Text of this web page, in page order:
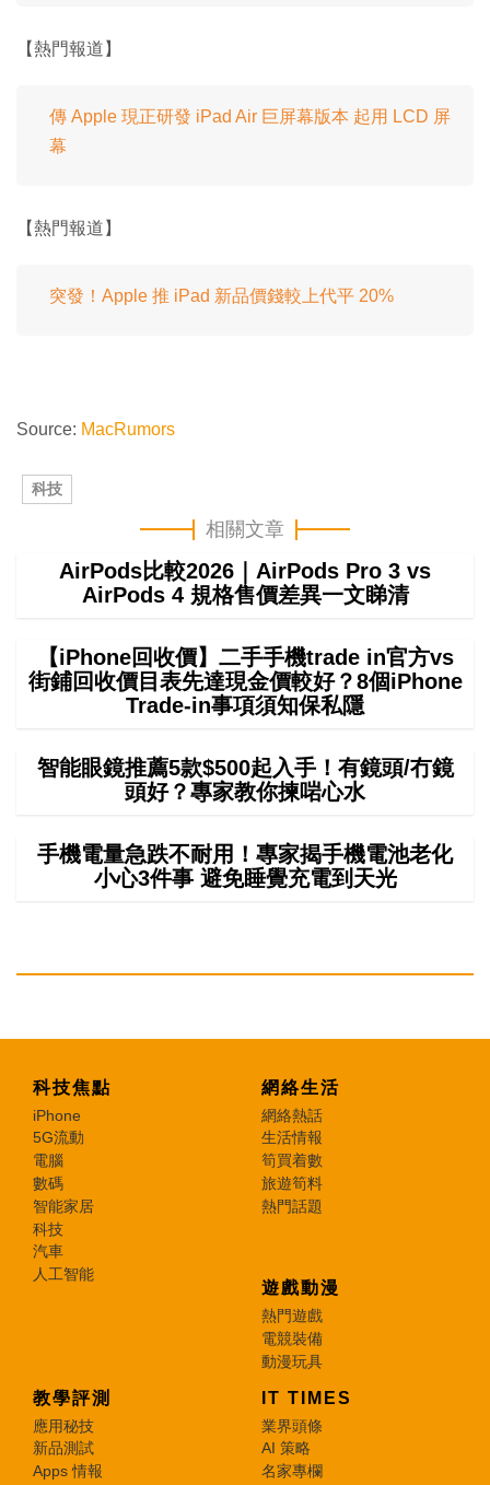
【熱門報道】
傳 Apple 現正研發 iPad Air 巨屏幕版本 起用 LCD 屏
幕
【熱門報道】
突發！Apple 推 iPad 新品價錢較上代平 20%
Source: MacRumors
科技
相關文章
AirPods比較2026｜AirPods Pro 3 vs
AirPods 4 規格售價差異一文睇清
【iPhone回收價】二手手機trade in官方vs
街鋪回收價目表先達現金價較好？8個iPhone
Trade-in事項須知保私隱
智能眼鏡推薦5款$500起入手！有鏡頭/冇鏡
頭好？專家教你揀啱心水
手機電量急跌不耐用！專家揭手機電池老化
小心3件事 避免睡覺充電到天光
科技焦點
iPhone
5G流動
電腦
數碼
智能家居
科技
汽車
人工智能
網絡生活
網絡熱話
生活情報
筍買着數
旅遊筍料
熱門話題
遊戲動漫
熱門遊戲
電競裝備
動漫玩具
教學評測
應用秘技
新品測試
Apps 情報
IT TIMES
業界頭條
AI 策略
名家專欄